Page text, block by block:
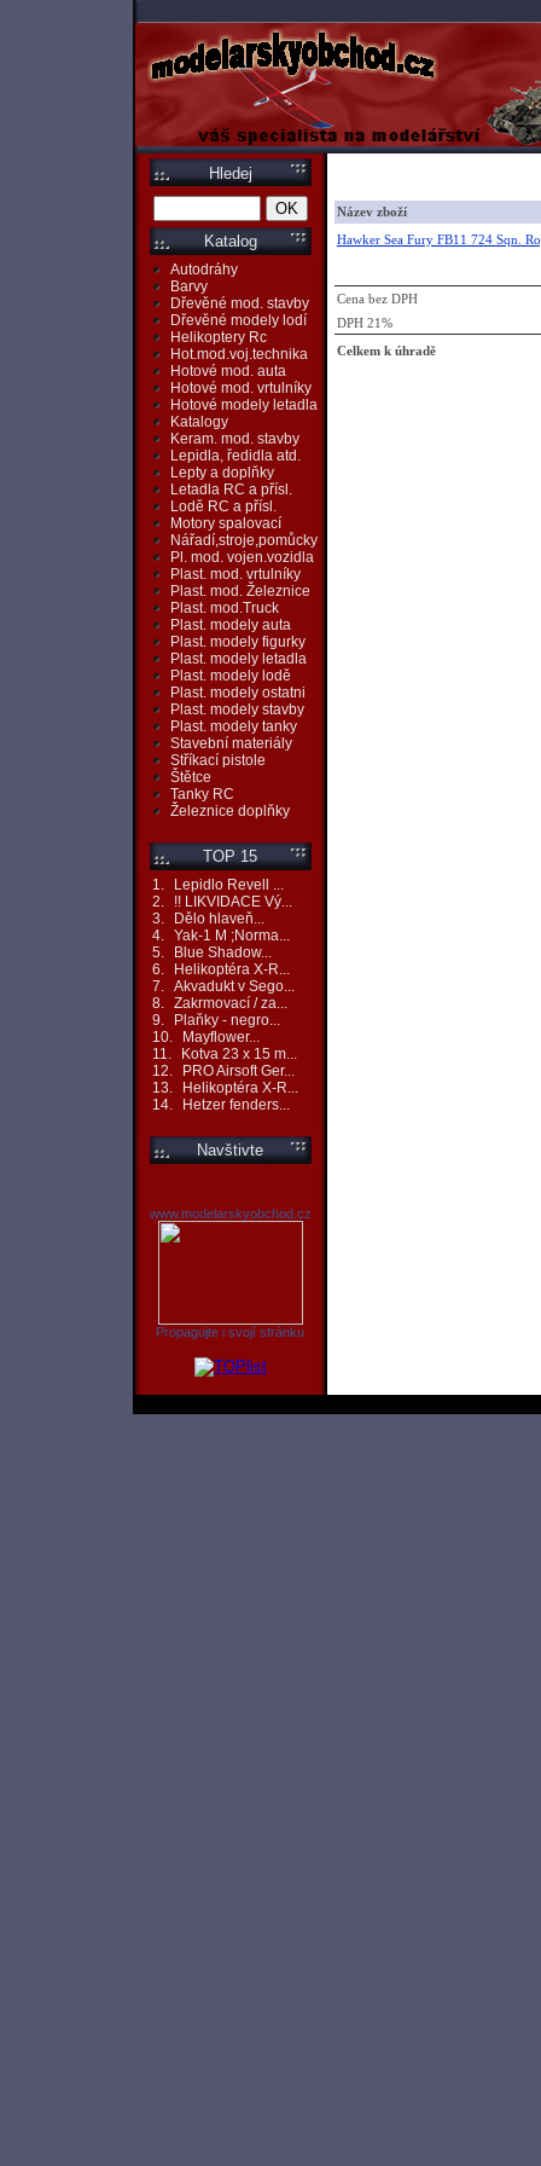
Hledej
Katalog
Autodráhy
Barvy
Dřevěné mod. stavby
Dřevěné modely lodí
Helikoptery Rc
Hot.mod.voj.technika
Hotové mod. auta
Hotové mod. vrtulníky
Hotové modely letadla
Katalogy
Keram. mod. stavby
Lepidla, ředidla atd.
Lepty a doplňky
Letadla RC a přísl.
Lodě RC a přísl.
Motory spalovací
Nářadí,stroje,pomůcky
Pl. mod. vojen.vozidla
Plast. mod. vrtulníky
Plast. mod. Železnice
Plast. mod.Truck
Plast. modely auta
Plast. modely figurky
Plast. modely letadla
Plast. modely lodě
Plast. modely ostatni
Plast. modely stavby
Plast. modely tanky
Stavební materiály
Stříkací pistole
Štětce
Tanky RC
Železnice doplňky
TOP 15
1.
Lepidlo Revell ...
2.
!! LIKVIDACE Vý...
3.
Dělo hlaveň...
4. Yak-1 M ;Norma...
5.
Blue Shadow...
6.
Helikoptéra X-R...
7. Akvadukt v Sego...
8. Zakrmovací / za...
9.
Plaňky - negro...
10.
Mayflower...
11.
Kotva 23 x 15 m...
12.
PRO Airsoft Ger...
13.
Helikoptéra X-R...
14.
Hetzer fenders...
Navštivte
www.modelarskyobchod.cz
Propagujte i svojí stránku
Název zboží
Hawker Sea Fury FB11 724 Sqn.
Cena bez DPH
DPH 21%
Celkem k úhradě